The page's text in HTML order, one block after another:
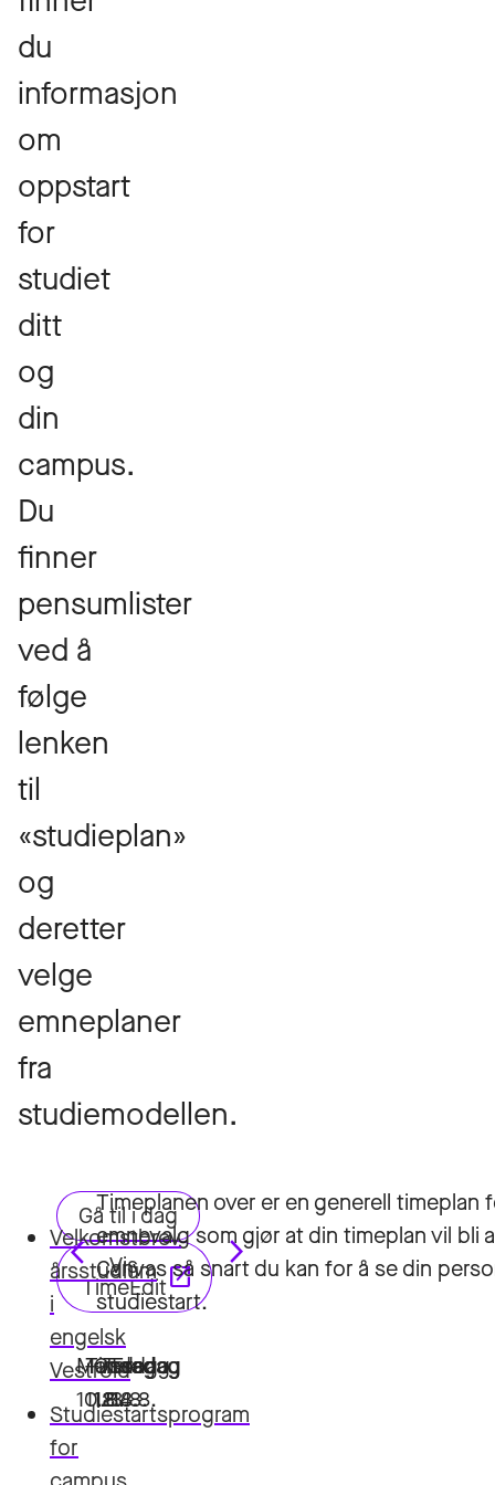
du
informasjon
om
oppstart
for
studiet
ditt
og
din
campus.
Du
finner
pensumlister
ved å
følge
lenken
til
«studieplan»
og
deretter
velge
emneplaner
fra
studiemodellen.
Velkomstbrev
årsstudium
i
engelsk
Vestfold
Studiestartsprogram
for
Timeplanen over er en generell
emnevalg som gjør at din timeplan vil
Canvas så snart du kan for å se din
studiestart.